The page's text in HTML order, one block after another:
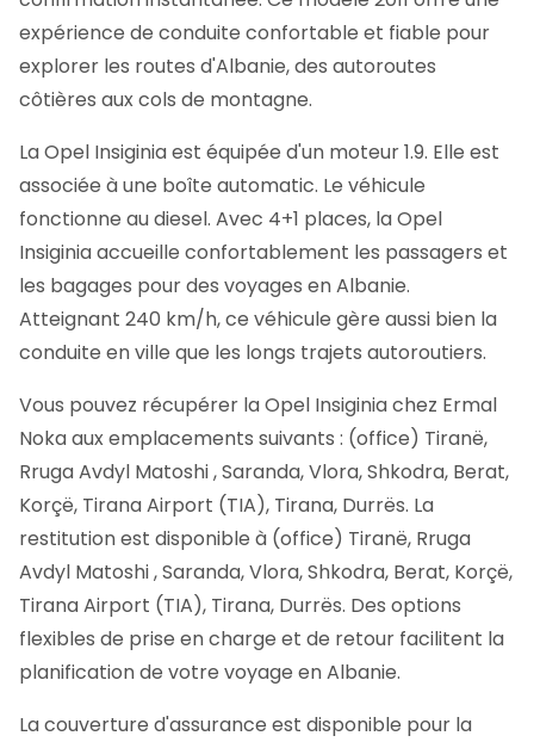
expérience de conduite confortable et fiable pour
explorer les routes d'Albanie, des autoroutes
côtières aux cols de montagne.
La Opel Insiginia est équipée d'un moteur 1.9. Elle est
associée à une boîte automatic. Le véhicule
fonctionne au diesel. Avec 4+1 places, la Opel
Insiginia accueille confortablement les passagers et
les bagages pour des voyages en Albanie.
Atteignant 240 km/h, ce véhicule gère aussi bien la
conduite en ville que les longs trajets autoroutiers.
Vous pouvez récupérer la Opel Insiginia chez Ermal
Noka aux emplacements suivants : (office) Tiranë,
Rruga Avdyl Matoshi , Saranda, Vlora, Shkodra, Berat,
Korçë, Tirana Airport (TIA), Tirana, Durrës. La
restitution est disponible à (office) Tiranë, Rruga
Avdyl Matoshi , Saranda, Vlora, Shkodra, Berat, Korçë,
Tirana Airport (TIA), Tirana, Durrës. Des options
flexibles de prise en charge et de retour facilitent la
planification de votre voyage en Albanie.
La couverture d'assurance est disponible pour la